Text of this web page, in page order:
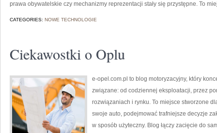
prawa obywatelskie czy mechanizmy reprezentacji stały się przystępne. To
CATEGORIES: NOWE TECHNOLOGIE
Ciekawostki o Oplu
e-opel.com.pl to blog motoryzacyjny, który
związane: od codziennej eksploatacji, przez
rozwiązaniach i rynku. To miejsce stworzone
swoje auto, podejmować trafniejsze decyzje
w sposób użyteczny. Blog łączy zacięcie do